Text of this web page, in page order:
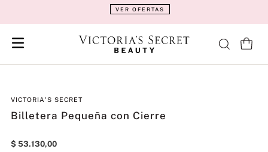
VER OFERTAS
VICTORIA'S SECRET
Billetera Pequeña con Cierre
$ 53.130,00